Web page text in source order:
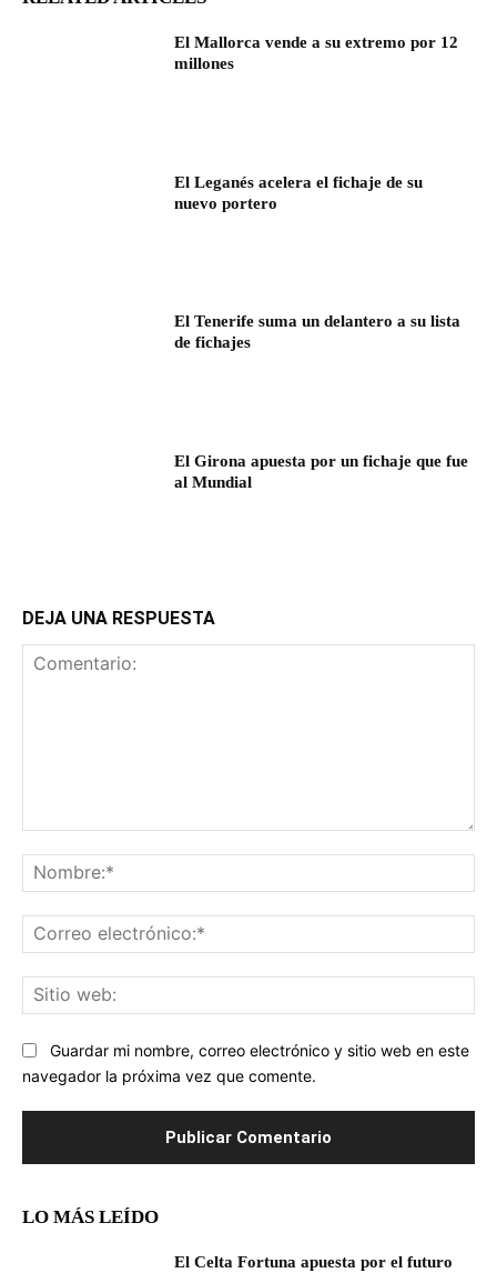
El Mallorca vende a su extremo por 12
millones
El Leganés acelera el fichaje de su
nuevo portero
El Tenerife suma un delantero a su lista
de fichajes
El Girona apuesta por un fichaje que fue
al Mundial
DEJA UNA RESPUESTA
Guardar mi nombre, correo electrónico y sitio web en este
navegador la próxima vez que comente.
LO MÁS LEÍDO
El Celta Fortuna apuesta por el futuro